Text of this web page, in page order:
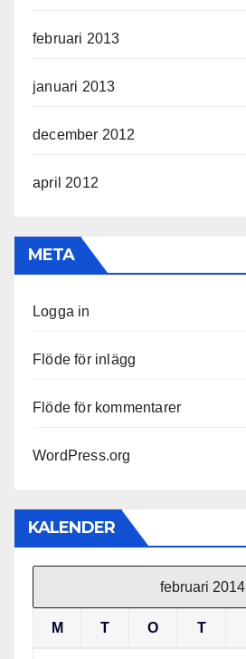
februari 2013
januari 2013
december 2012
april 2012
META
Logga in
Flöde för inlägg
Flöde för kommentarer
WordPress.org
KALENDER
februari 2014
M T O T